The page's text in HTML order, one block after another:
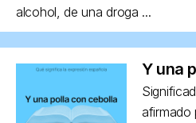
alcohol, de una droga ...
Y una
afirmado